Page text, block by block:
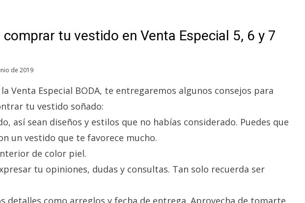
tu vestido en Venta Especial 5, 6 y 7
de 2019
Venta Especial BODA, te entregaremos algunos consejos para
tu vestido soñado:
así sean diseños y estilos que no habías considerado. Puedes que
un vestido que te favorece mucho.
de color piel.
tu opiniones, dudas y consultas. Tan solo recuerda ser
detalles como arreglos y fecha de entrega. Aprovecha de tomarte